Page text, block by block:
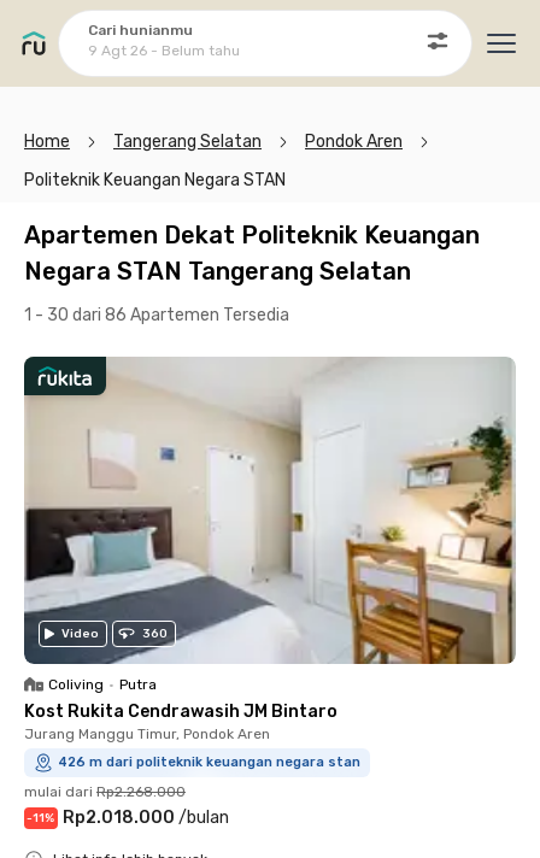
Cari hunianmu
9 Agt 26 - Belum tahu
Home Tangerang Selatan
Pondok Aren
Politeknik Keuangan Negara STAN
Apartemen Dekat Politeknik Keuangan
Negara STAN Tangerang Selatan
1 - 30 dari 86 Apartemen Tersedia
Video 360
Coliving • Putra
Kost Rukita Cendrawasih JM Bintaro
Jurang Manggu Timur, Pondok Aren
426 m dari politeknik keuangan negara stan
mulai dari Rp2.268.000
-11% Rp2.018.000 /bulan